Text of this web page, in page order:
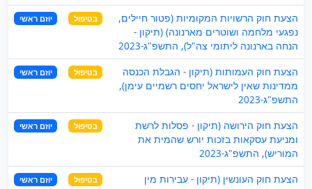
הצעת חוק הרשויות המקומיות (פטור חיילים,
נפגעי מלחמה ושוטרים מארנונה) (תיקון -
הנחה בארנונה ליתומי צה"ל), התשפ"ג-2023
בטיפול יוזם ראשי
הצעת חוק העמותות (תיקון - הגבלת הכנסה
ממדינות שאין לישראל יחסים רשמיים עימן),
התשפ"ג-2023
בטיפול יוזם ראשי
הצעת חוק הירושה (תיקון - פסלות לרשת
ומניעת עסקאות בזכות יורש שהמית את
המוריש), התשפ"ג-2023
בטיפול יוזם ראשי
הצעת חוק העונשין (תיקון - עבירות מין
בטיפול יוזם ראשי